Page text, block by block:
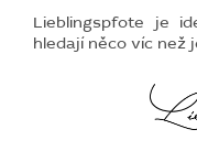
Lieblingspfote je
hledají něco víc než